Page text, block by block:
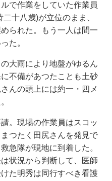
で作業をしていた作業員
十八歳)が立位のまま、
られた。もう一人は間一
た。
大雨により地盤がゆるん
不備があつたことも土砂
んの頭上には約一・四メ
。現場の作業員はスコッ
つたく田尻さんを発見で
急隊が現地に到着した。
状況から判断して、医師
た明秀は同行すべき看護